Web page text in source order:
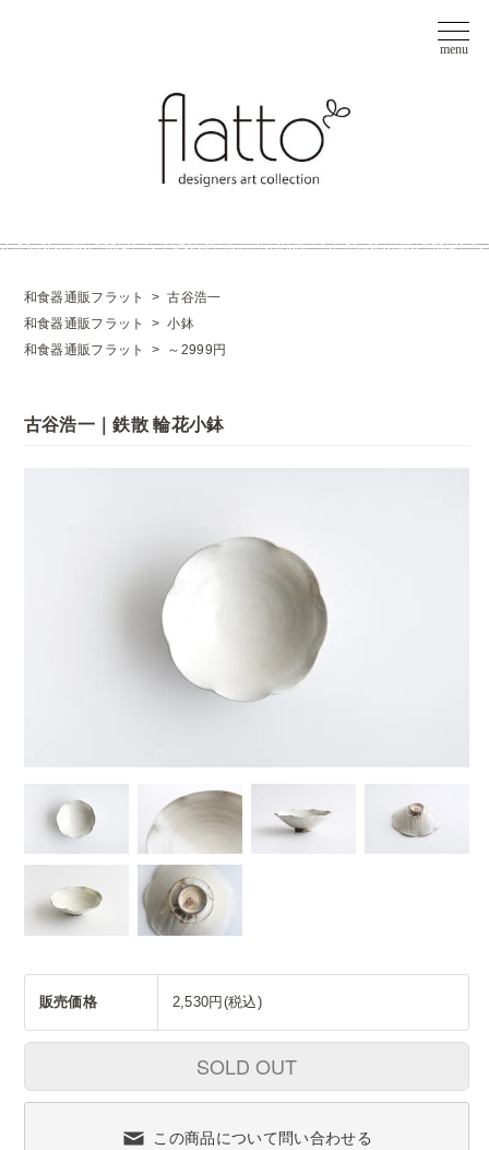
和食器通販フラット >古谷浩一
和食器通販フラット
>小鉢
和食器通販フラット
> ～2999円
古谷浩一｜鉄散 輪花小鉢
販売価格 2,530円(税込)
SOLD OUT
この商品について問い合わせる